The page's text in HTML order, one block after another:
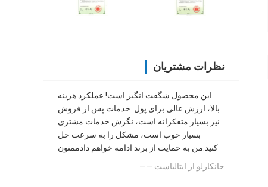
نظرات مشتریان
این محصول شگفت انگیز است! عملکرد هزینه
بالا، ارزش عالی برای پول. خدمات پس از فروش
نیز بسیار متفکرانه است، نگرش خدمات مشتری
بسیار خوب است، مشکل را به سرعت حل
کنید.من به حمایت از برند ادامه خواهم دادممنون
—— جانکارلو از ايتالياست